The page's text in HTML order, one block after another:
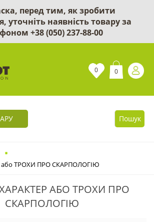
перед тим, як зробити
уточніть наявність товару за
+38 (050) 237-88-00
0 0
Пошук
або ТРОХИ ПРО СКАРПОЛОГІЮ
ХАРАКТЕР АБО ТРОХИ ПРО
СКАРПОЛОГІЮ